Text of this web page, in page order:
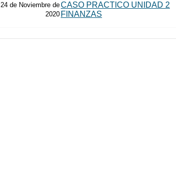
24 de Noviembre de
2020
CASO PRACTICO UNIDAD 2
FINANZAS